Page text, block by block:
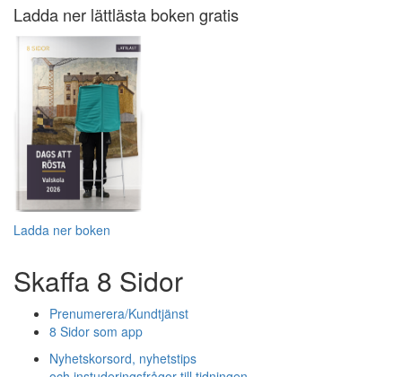
Ladda ner lättlästa boken gratis
Ladda ner boken
Skaffa 8 Sidor
Prenumerera/Kundtjänst
8 Sidor som app
Nyhetskorsord, nyhetstips